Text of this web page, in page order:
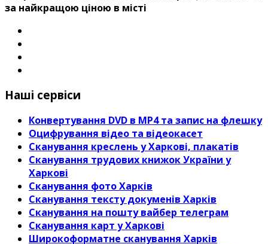
за найкращою ціною в місті
Наші сервіси
Конвертування DVD в MP4 та запис на флешку
Оцифрування відео та відеокасет
Сканування креслень у Харкові, плакатів
Сканування трудових книжок України у
Харкові
Сканування фото Харків
Сканування тексту докуменів Харків
Сканування на пошту вайбер телеграм
Сканування карт у Харкові
Широкоформатне сканування Харків